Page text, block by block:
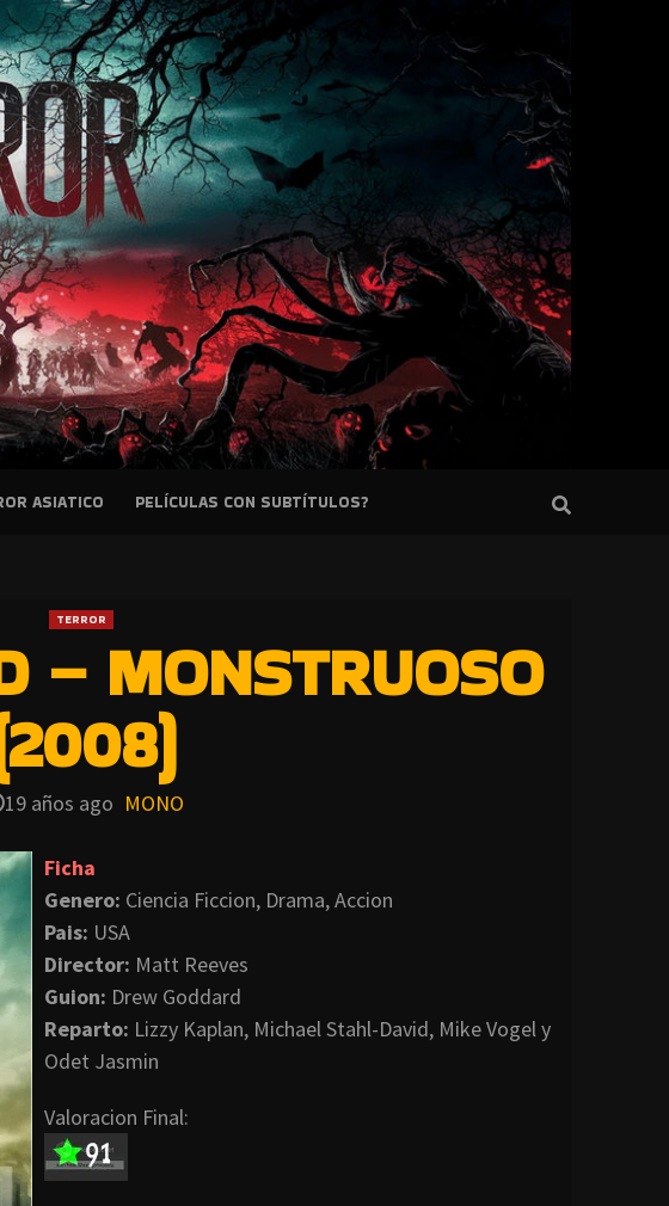
ASIATICO PELÍCULAS CON SUBTÍTULOS?
TERROR
– MONSTRUOSO
19 años ago MONO
Ficha
Genero: Ciencia Ficcion, Drama, Accion
Pais: USA
Director: Matt Reeves
Guion: Drew Goddard
Reparto: Lizzy Kaplan, Michael Stahl-David, Mike Vogel y
Odet Jasmin
Valoracion Final: